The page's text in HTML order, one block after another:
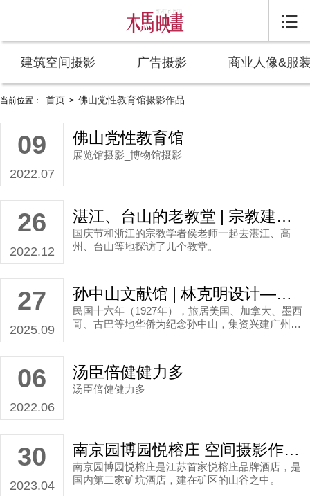

建筑空间摄影 广告摄影 商业人像&服
当前位置： 首页 > 佛山党性教育馆摄影作品
09
2022.07
佛山党性教育馆
展览馆摄影_博物馆摄影
26
2022.12
湛江、台山的老教堂 | 宗教建筑摄影作品
国庆节和浙江的宗教学者侯老师一起去湛江、高
州、台山等地探访了几个教堂。
27
2025.09
孙中山文献馆 | 林克明设计——文献馆摄影 作品分享
民国十六年（1927年），旅居美国、加拿大、墨西
哥、古巴等地华侨为纪念孙中山，集资兴建广州市
06
2022.06
汤臣倍健健力多
汤臣倍健健力多
30
2023.04
南京园博园悦榕庄 空间摄影作品 | 南京酒店考察
南京园博园悦榕庄是江苏首家悦榕庄品牌酒店，是
国内第二家矿坑酒店，建在矿区的山谷之中。